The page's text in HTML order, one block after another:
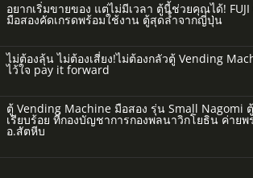
อยากเริ่มขายของ แต่ไม่มีเวลา ตู้นี้ช่วยคุณได้! FUJI
มือสองคัดเกรดพร้อมใช้งาน ตู้สุดล้ำจากญี่ปุ่น
ไม่ต้องลุ้น ไม่ต้องเสี่ยง!ไม่ต้องกลัวตู้ Vending
ไว้ใจ pay it forward
ตู้ Vending Machine มือสอง รุ่น Small Nagomi
เรียบร้อย ที่กองบัญชาการกองพลนาวิกโยธิน ค่ายพ
อ.สัตหีบ